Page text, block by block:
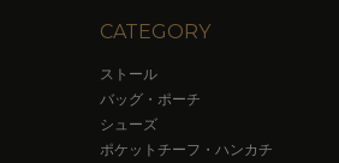
CATEGORY
ストール
バッグ・ポーチ
シューズ
ポケットチーフ・ハンカチ